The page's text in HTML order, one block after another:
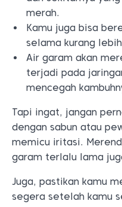
merah.
Kamu juga bisa
selama kurang
Air garam akan
terjadi pada
mencegah
Tapi ingat, jangan
dengan sabun atau
memicu iritasi.
garam terlalu lama
Juga, pastikan kamu
segera setelah kamu